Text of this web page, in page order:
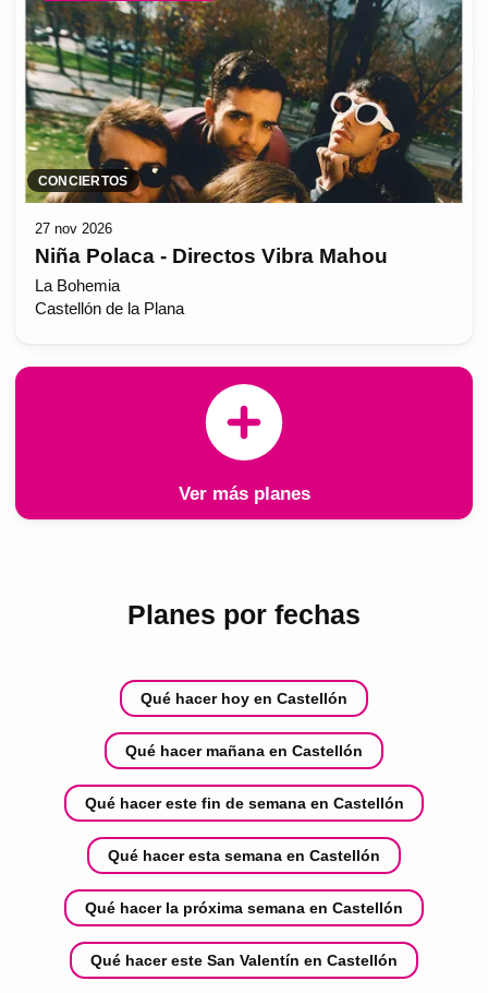
CONCIERTOS
27 nov 2026
Niña Polaca - Directos Vibra Mahou
La Bohemia
Castellón de la Plana
Ver más planes
Planes por fechas
Qué hacer hoy en Castellón
Qué hacer mañana en Castellón
Qué hacer este fin de semana en Castellón
Qué hacer esta semana en Castellón
Qué hacer la próxima semana en Castellón
Qué hacer este San Valentín en Castellón